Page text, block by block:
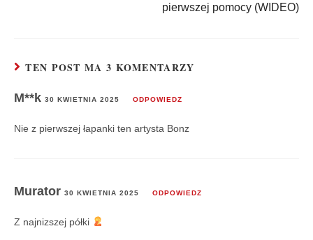
pierwszej pomocy (WIDEO)
TEN POST MA 3 KOMENTARZY
M**k 30 KWIETNIA 2025 ODPOWIEDZ
Nie z pierwszej łapanki ten artysta Bonz
Murator 30 KWIETNIA 2025 ODPOWIEDZ
Z najnizszej półki